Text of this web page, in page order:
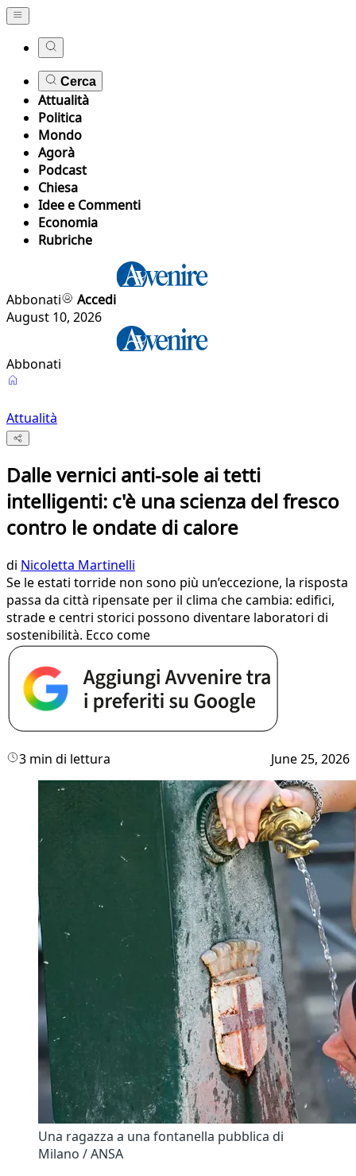
Cerca
Attualità
Politica
Mondo
Agorà
Podcast
Chiesa
Idee e Commenti
Economia
Rubriche
Abbonati
Accedi
August 10, 2026
Abbonati
Attualità
Dalle vernici anti-sole ai tetti
intelligenti: c'è una scienza del fresco
contro le ondate di calore
di Nicoletta Martinelli
Se le estati torride non sono più un’eccezione, la risposta
passa da città ripensate per il clima che cambia: edifici,
strade e centri storici possono diventare laboratori di
sostenibilità. Ecco come
3 min di lettura June 25, 2026
Una ragazza a una fontanella pubblica di
Milano / ANSA